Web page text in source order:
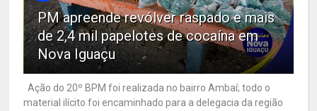
PM apreende revólver raspado e mais
de 2,4 mil papelotes de cocaína em
Nova Iguaçu
Ação do 20º BPM foi realizada no bairro Ambaí; todo o
material ilícito foi encaminhado para a delegacia da região